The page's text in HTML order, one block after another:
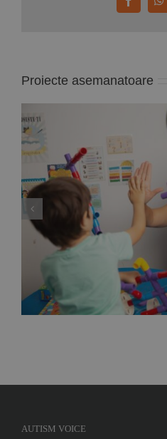
Facebook
Proiecte asemanatoare
Deputata PNL
de lege care
exercitare
gestionează
AUTISM VOICE